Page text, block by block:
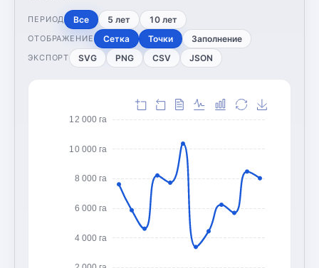
ПЕРИОД Все 5 лет 10 лет
ОТОБРАЖЕНИЕ Сетка Точки Заполнение
ЭКСПОРТ SVG PNG CSV JSON
4 000 га
6 000 га
8 000 га
10 000 га
12 000 га